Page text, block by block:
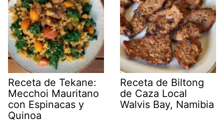
Receta de Tekane:
Mecchoi Mauritano
con Espinacas y
Quinoa
Receta de Biltong
de Caza Local
Walvis Bay, Namibia